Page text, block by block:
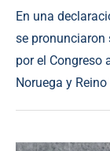
En una
se
por el Congreso
Noruega y